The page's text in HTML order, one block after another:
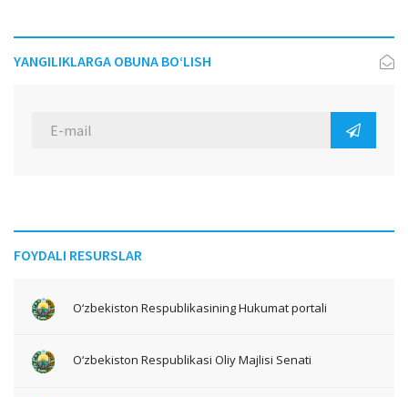
YANGILIKLARGA OBUNA BO‘LISH
FOYDALI RESURSLAR
O‘zbekiston Respublikasining Hukumat portali
O‘zbekiston Respublikasi Oliy Majlisi Senati